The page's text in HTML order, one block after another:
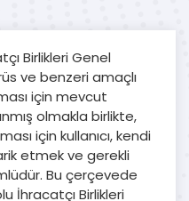
Birlikleri Genel
ve benzeri amaçlı
için mevcut
olmakla birlikte,
için kullanıcı, kendi
etmek ve gerekli
Bu çerçevede
İhracatçı Birlikleri